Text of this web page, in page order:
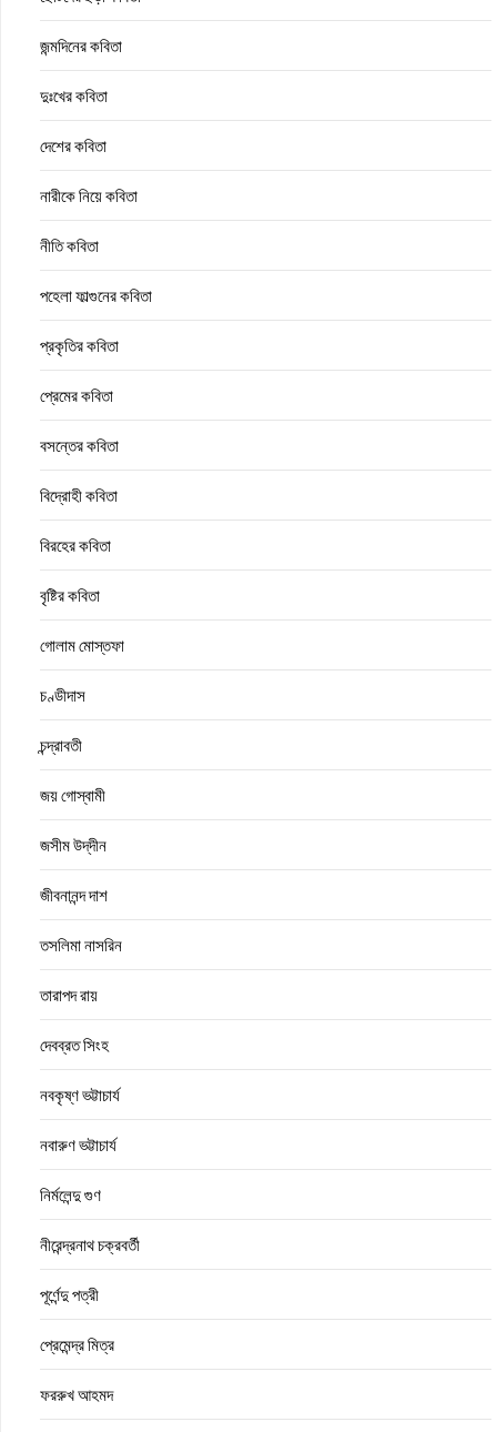
জন্মদিনের কবিতা
দুঃখের কবিতা
দেশের কবিতা
নারীকে নিয়ে কবিতা
নীতি কবিতা
পহেলা ফাল্গুনের কবিতা
প্রকৃতির কবিতা
প্রেমের কবিতা
বসন্তের কবিতা
বিদ্রোহী কবিতা
বিরহের কবিতা
বৃষ্টির কবিতা
গোলাম মোস্তফা
চণ্ডীদাস
চন্দ্রাবতী
জয় গোস্বামী
জসীম উদ্‌দীন
জীবনানন্দ দাশ
তসলিমা নাসরিন
তারাপদ রায়
দেবব্রত সিংহ
নবকৃষ্ণ ভট্টাচার্য
নবারুণ ভট্টাচার্য
নির্মলেন্দু গুণ
নীরেন্দ্রনাথ চক্রবর্তী
পূর্ণেন্দু পত্রী
প্রেমেন্দ্র মিত্র
ফররুখ আহমদ